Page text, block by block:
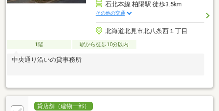
石北本線 柏陽駅 徒歩3.5km
その他の交通
北海道北見市北八条西１丁目
1階 駅から徒歩10分以内
中央通り沿いの貸事務所
貸店舗（建物一部）